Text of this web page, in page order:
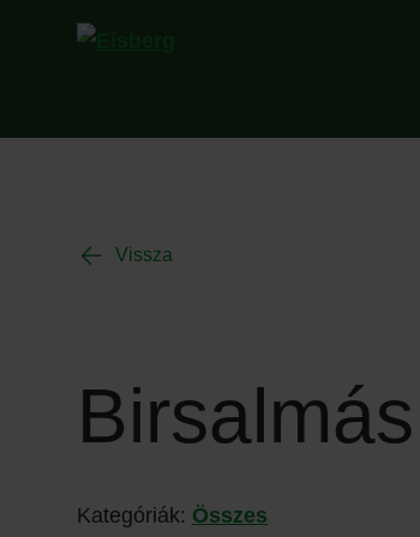
Vissza
Kategóriák: Összes